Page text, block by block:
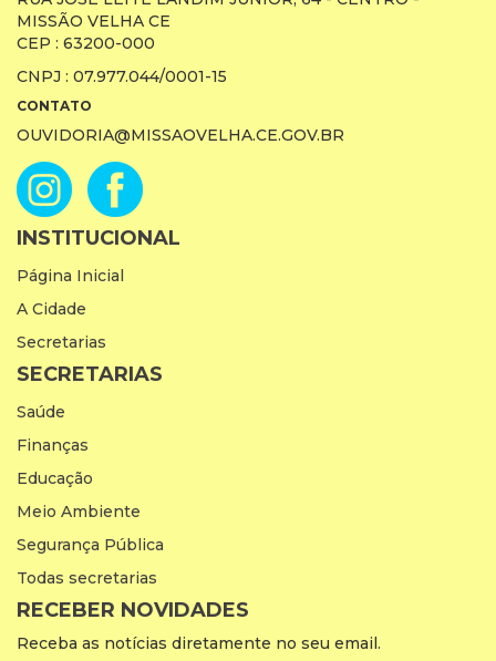
MISSÃO VELHA CE
CEP : 63200-000
CNPJ : 07.977.044/0001-15
CONTATO
OUVIDORIA@MISSAOVELHA.CE.GOV.BR
INSTITUCIONAL
Página Inicial
A Cidade
Secretarias
SECRETARIAS
Saúde
Finanças
Educação
Meio Ambiente
Segurança Pública
Todas secretarias
RECEBER NOVIDADES
Receba as notícias diretamente no seu email.